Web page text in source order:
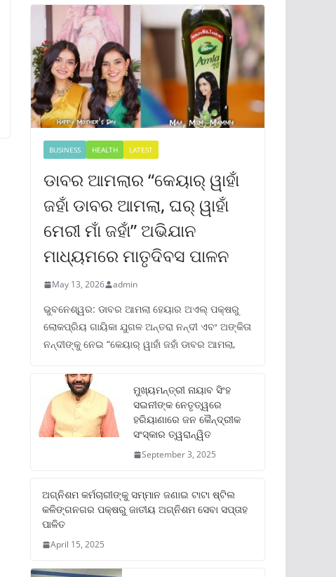
BUSINESS HEALTH LATEST
ଡାବର ଆମଲାର “କେୟାର୍ ୱାହାଁ
ଜହାଁ ଡାବର ଆମଲା, ଘର୍ ୱାହାଁ
ମେରୀ ମାଁ ଜହାଁ” ଅଭିଯାନ
ମାଧ୍ୟମରେ ମାତୃଦିବସ ପାଳନ
May 13, 2026 admin
ଭୁବନେଶ୍ୱର: ଡାବର ଆମଲା ହେୟାର ଅଏଲ୍ ପକ୍ଷରୁ
ଲୋକପ୍ରିୟ ଗାୟିକା ଯୁଗଳ ଅନ୍ତରା ନନ୍ଦୀ ଏବଂ ଅଙ୍କିତା
ନନ୍ଦୀଙ୍କୁ ନେଇ “କେୟାର୍ ୱାହାଁ ଜହାଁ ଡାବର ଆମଲା,
ମୁଖ୍ୟମନ୍ତ୍ରୀ ନାୟାବ ସିଂହ
ସଇନୀଙ୍କ ନେତୃତ୍ୱରେ
ହରିୟାଣାରେ ଜନ କୈନ୍ଦ୍ରୀକ
ସଂସ୍କାର ତ୍ୱରାନ୍ୱିତ
September 3, 2025
ଅଗ୍ନିଶମ କର୍ମଚାରୀଙ୍କୁ ସମ୍ମାନ ଜଣାଇ ଟାଟା ଷ୍ଟିଲ
କଳିଙ୍ଗନଗର ପକ୍ଷରୁ ଜାତୀୟ ଅଗ୍ନିଶମ ସେବା ସପ୍ତାହ
ପାଳିତ
April 15, 2025